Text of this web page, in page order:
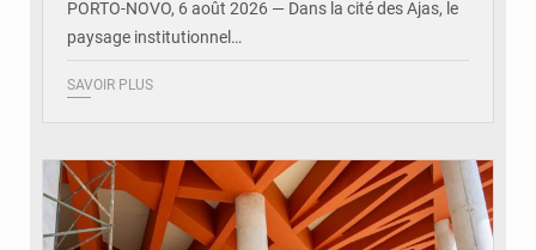
PORTO-NOVO, 6 août 2026 — Dans la cité des Ajas, le
paysage institutionnel…
SAVOIR PLUS